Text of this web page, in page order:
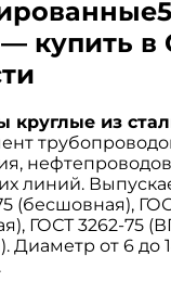
— купить в
круглые из
линий.
(бесшовная),
ГОСТ 3262-75
Диаметр от 6 до